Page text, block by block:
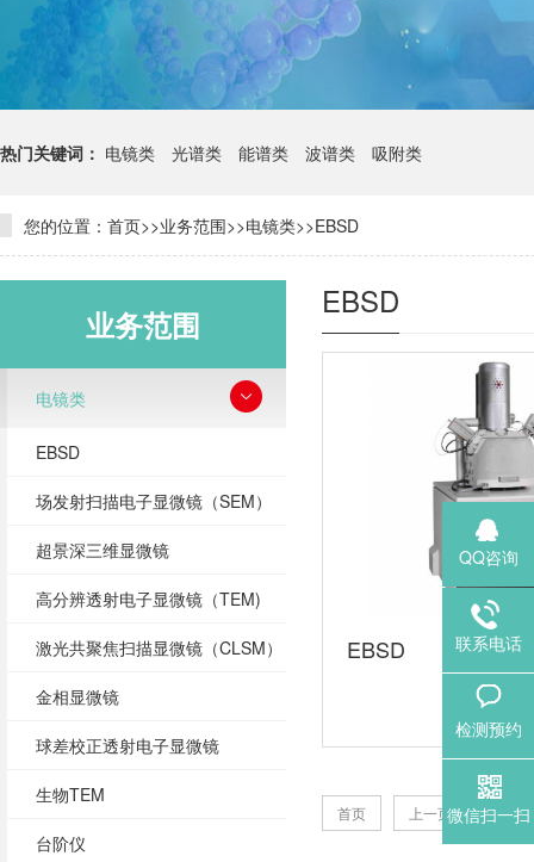
热门关键词： 电镜类 光谱类 能谱类 波谱类 吸附类
您的位置： 首页>>业务范围>>电镜类>>EBSD
业务范围
电镜类
EBSD
场发射扫描电子显微镜（SEM）
超景深三维显微镜
高分辨透射电子显微镜（TEM)
激光共聚焦扫描显微镜（CLSM）
金相显微镜
球差校正透射电子显微镜
生物TEM
台阶仪
EBSD
EBSD
首页 上一页 1
QQ咨询
联系电话
检测预约
微信扫一扫